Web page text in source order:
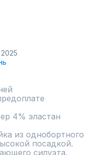
4% эластан
из однобортного
посадкой.
силуэта,